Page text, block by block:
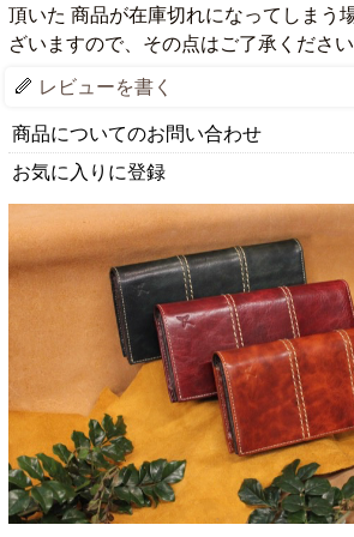
頂いた 商品が在庫切れになってしまう
ざいますので、その点はご了承ください
レビューを書く
商品についてのお問い合わせ
お気に入りに登録